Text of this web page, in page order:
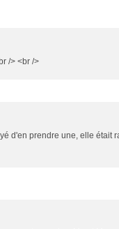
/> <br />
d'en prendre une, elle était